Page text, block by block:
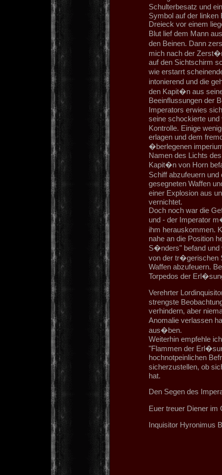
Schulterbesatz und
Symbol auf der linken
Dreieck vor einem
Blut lief dem Mann
den Beinen. Dann
mich nach der
auf den Sichtschirm
wie erstarrt
intonierend und die
den Kapit�n aus
Beeinflussungen der
Imperators erwies
seine schockierte
Kontrolle. Einige
erlagen und dem
�berlegenen
Namen des Lichts
Kapit�n von Horn
Schiff abzufeuern
gesegneten Waffen
einer Explosion aus
vernichtet.
Doch noch war die
und - der Imperator
ihm herauskommen.
nahe an die Position
S�nders" befand und
von der tr�gerischen
Waffen abzufeuern.
Torpedos der
Verehrter
strengste
verhindern, aber
Anomalie verlassen
aus�ben.
Weiterhin empfehle
"Flammen der
hochnotpeinlichen
sicherzustellen, ob
hat.
Den Segen des
Euer treuer Diener
Inquisitor Hyronimus